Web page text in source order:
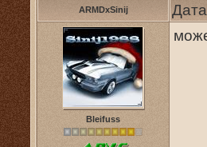
ARMDxSinij
Bleifuss